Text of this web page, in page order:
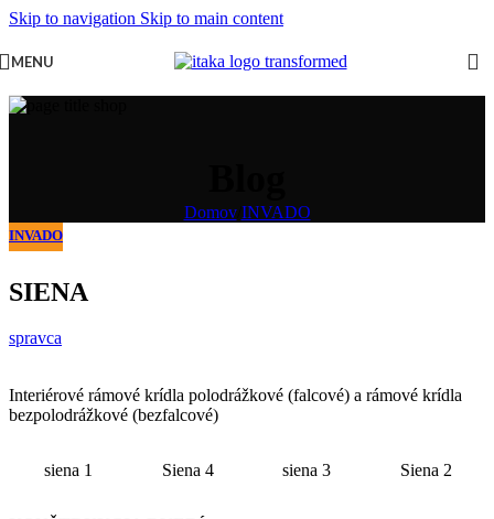
Skip to navigation Skip to main content
MENU
Domov/ INVADO
INVADO
SIENA
spravca
Interiérové rámové krídla polodrážkové (falcové) a rámové krídla
bezpolodrážkové (bezfalcové)
siena 1 Siena 4 siena 3 Siena 2